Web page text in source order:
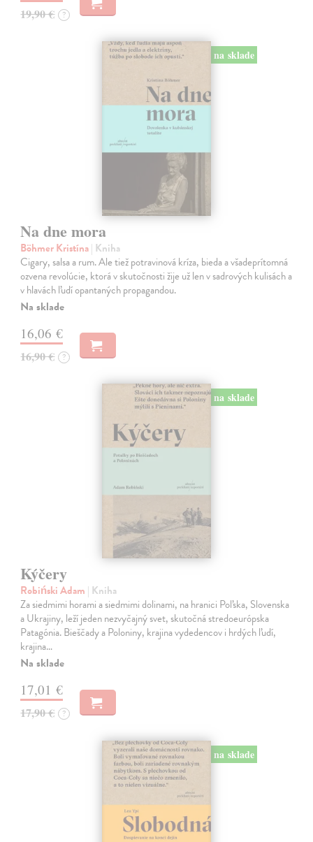
19,90 € ?
na sklade
Na dne mora
Böhmer Kristína| Kniha
Cigary, salsa a rum. Ale tiež potravinová kríza, bieda a všadeprítomná
ozvena revolúcie, ktorá v skutočnosti žije už len v sadrových kulisách a
v hlavách ľudí opantaných propagandou.
Na sklade
16,06 €
16,90 € ?
na sklade
Kýčery
Robiński Adam | Kniha
Za siedmimi horami a siedmimi dolinami, na hranici Poľska, Slovenska
a Ukrajiny, leží jeden nezvyčajný svet, skutočná stredoeurópska
Patagónia. Bieščady a Poloniny, krajina vydedencov i hrdých ľudí,
krajina…
Na sklade
17,01 €
17,90 € ?
na sklade